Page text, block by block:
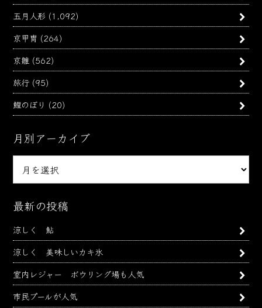
五月人形 (1,092)
京甲冑 (264)
京雛 (562)
旅行 (95)
鯉のぼり (20)
月別アーカイブ
ー
イ
ブ
最新の投稿
涼しく 鮎
涼しく 美味しいカキ氷
室内レジャー ボウリング場も人気
市民プールが人気